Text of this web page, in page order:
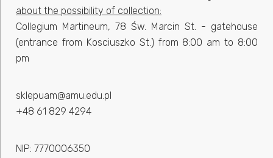
about the possibility of collection:
Collegium Martineum, 78 Św. Marcin St. - gatehouse
(entrance from Kosciuszko St.) from 8:00 am to 8:00
pm
sklepuam@amu.edu.pl
+48 61 829 4294
NIP: 7770006350